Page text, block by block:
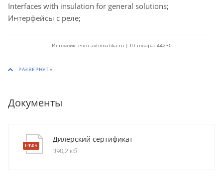
Interfaces with insulation for general solutions;
Интерфейсы с реле;
Источник: euro-avtomatika.ru | ID товара: 44230
Документы
Дилерский сертификат
390,2 кб